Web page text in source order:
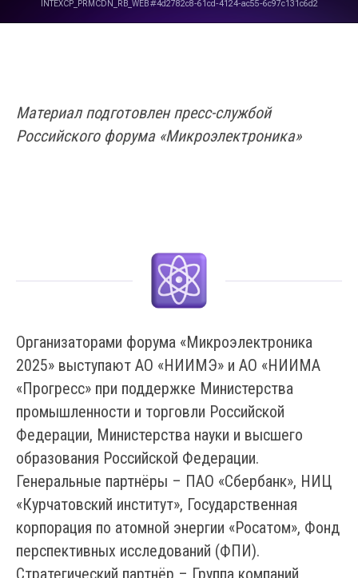
Материал подготовлен пресс-службой
Российского форума «Микроэлектроника»
Организаторами форума «Микроэлектроника
2025» выступают АО «НИИМЭ» и АО «НИИМА
«Прогресс» при поддержке Министерства
промышленности и торговли Российской
Федерации, Министерства науки и высшего
образования Российской Федерации.
Генеральные партнёры – ПАО «Сбербанк», НИЦ
«Курчатовский институт», Государственная
корпорация по атомной энергии «Росатом», Фонд
перспективных исследований (ФПИ).
Стратегический партнёр – Группа компаний